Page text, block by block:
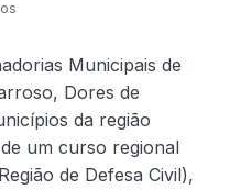
Municipais de
Dores de
da região
um curso regional
de Defesa Civil),